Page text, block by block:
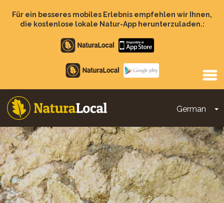
zumFür ein besseres mobiles Erlebnis empfehlen wir Ihnen,
die kostenlose lokale Natur-App herunterzuladen.:
Apple
store
Google
Play
German
Main
navigation